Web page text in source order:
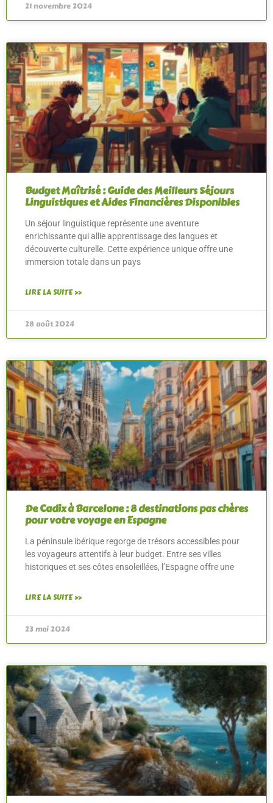
21 novembre 2024
Budget Maîtrisé : Guide des Meilleurs Séjours
Linguistiques et Aides Financières Disponibles
Un séjour linguistique représente une aventure
enrichissante qui allie apprentissage des langues et
découverte culturelle. Cette expérience unique offre une
immersion totale dans un pays
LIRE LA SUITE »
28 août 2024
De Cadix à Barcelone : 8 destinations pas chères
pour votre voyage en Espagne
La péninsule ibérique regorge de trésors accessibles pour
les voyageurs attentifs à leur budget. Entre ses villes
historiques et ses côtes ensoleillées, l’Espagne offre une
LIRE LA SUITE »
23 mai 2024